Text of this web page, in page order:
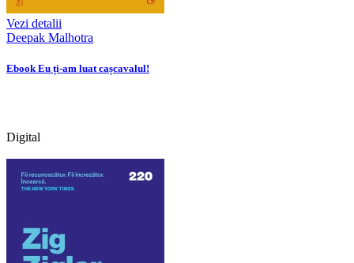
Vezi detalii
Deepak Malhotra
Ebook Eu ți-am luat cașcavalul!
Digital